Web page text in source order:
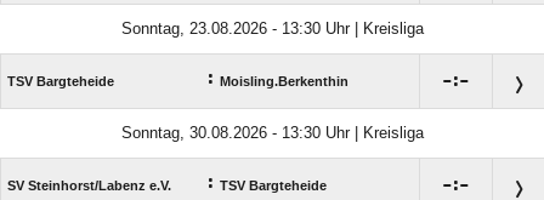
Sonntag, 23.08.2026 - 13:30 Uhr | Kreisliga
TSV Bargteheide : Moisling.Berkenthin :
Sonntag, 30.08.2026 - 13:30 Uhr | Kreisliga
SV Steinhorst/​Labenz e.V. : TSV Bargteheide :